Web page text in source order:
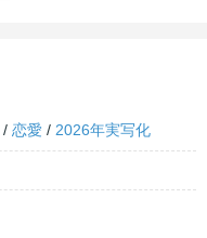
/恋愛 /2026年実写化